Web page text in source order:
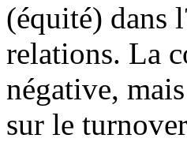
(équité) dans
relations. La
négative,
sur le